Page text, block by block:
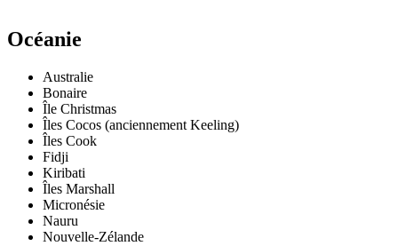
Océanie
Australie
Bonaire
Île Christmas
Îles Cocos (anciennement Keeling)
Îles Cook
Fidji
Kiribati
Îles Marshall
Micronésie
Nauru
Nouvelle-Zélande